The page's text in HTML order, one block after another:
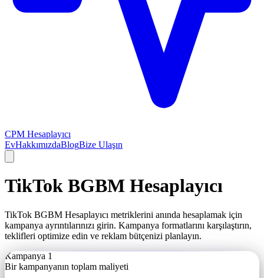
CPM Hesaplayıcı
EvHakkımızdaBlogBize Ulaşın
TikTok BGBM Hesaplayıcı
TikTok BGBM Hesaplayıcı metriklerini anında hesaplamak için
kampanya ayrıntılarınızı girin. Kampanya formatlarını karşılaştırın,
teklifleri optimize edin ve reklam bütçenizi planlayın.
Kampanya 1
Bir kampanyanın toplam maliyeti